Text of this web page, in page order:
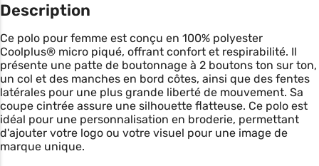
Description
Ce polo pour femme est conçu en 100% polyester
Coolplus® micro piqué, offrant confort et respirabilité. Il
présente une patte de boutonnage à 2 boutons ton sur ton,
un col et des manches en bord côtes, ainsi que des fentes
latérales pour une plus grande liberté de mouvement. Sa
coupe cintrée assure une silhouette flatteuse. Ce polo est
idéal pour une personnalisation en broderie, permettant
d'ajouter votre logo ou votre visuel pour une image de
marque unique.